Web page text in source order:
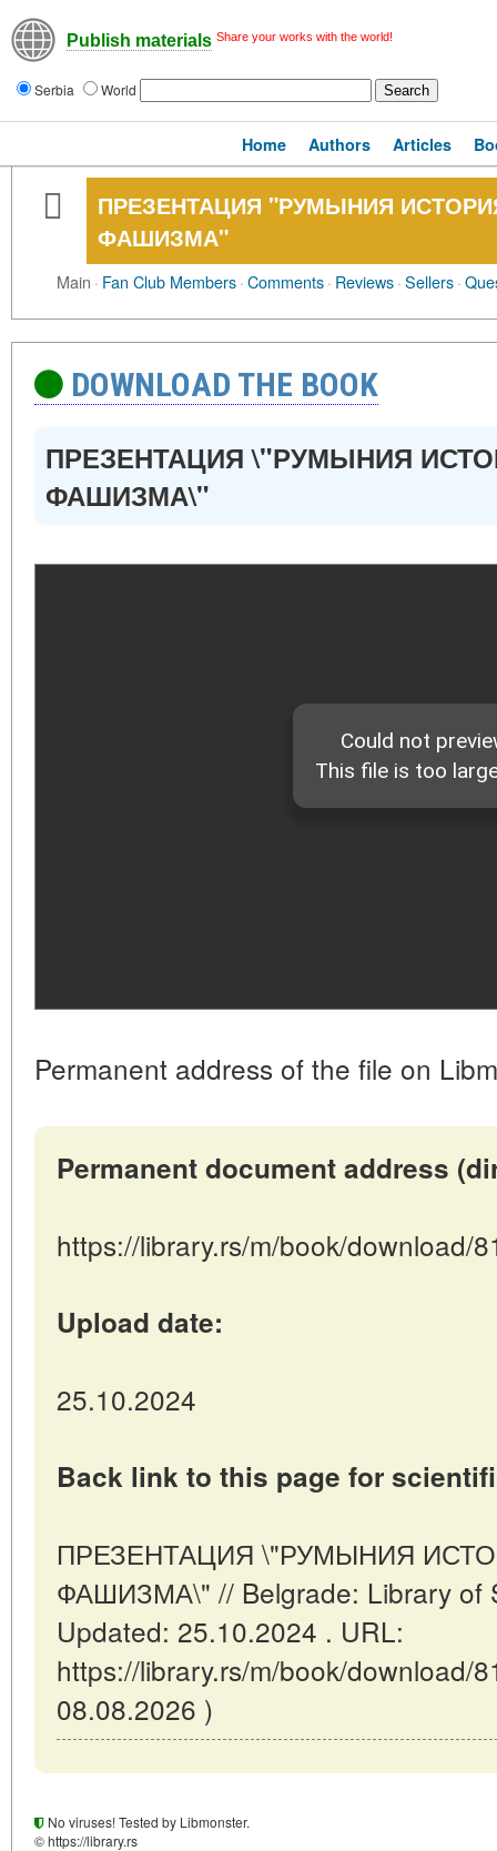
Publish materials Share your works with the world!
Serbia World
Home Authors Articles
ПРЕЗЕНТАЦИЯ "РУМЫНИЯ
ФАШИЗМА"
Main · Fan Club Members·Comments· Reviews·Sellers·
DOWNLOAD THE BOOK
ПРЕЗЕНТАЦИЯ \"РУМЫНИЯ
ФАШИЗМА\"
Permanent address of the file on
Permanent document address
https://library.rs/m/book/download/
Upload date:
25.10.2024
Back link to this page for
ПРЕЗЕНТАЦИЯ \"РУМЫНИЯ
ФАШИЗМА\" // Belgrade: Library of
Updated: 25.10.2024 . URL:
https://library.rs/m/book/download/
08.08.2026 )
No viruses! Tested by Libmonster.
© https://library.rs